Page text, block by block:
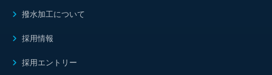
撥水加工について
採用情報
採用エントリー